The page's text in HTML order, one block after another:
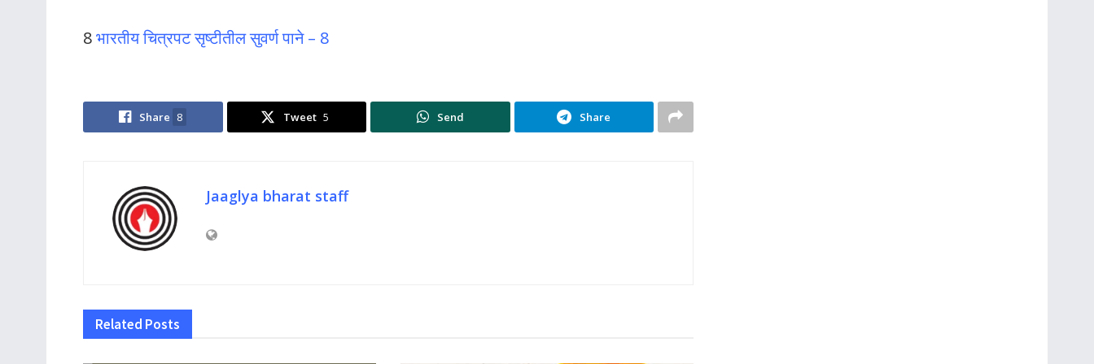
8भारतीय चित्रपट सृष्टीतील सुवर्ण पाने – 8
Share 8 Tweet 5 Send Share
Jaaglya bharat staff
Related Posts